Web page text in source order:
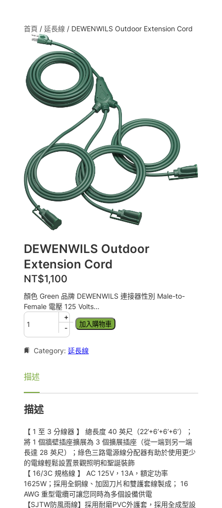
首頁 / 延長線 / DEWENWILS Outdoor Extension Cord
DEWENWILS Outdoor
Extension Cord
NT$1,100
顏色 Green 品牌 DEWENWILS 連接器性別 Male-to-
Female 電壓 125 Volts…
D
W
E
I
O
d
o
o
E
x
+
-
加入購物車
Category: 延長線
描述
描述
【 1 至 3 分線器 】 總長度 40 英尺（22’+6’+6’+6’）；
將 1 個牆壁插座擴展為 3 個擴展插座（從一端到另一端
長達 28 英尺）；綠色三路電源線分配器有助於使用更少
的電線輕鬆設置景觀照明和聖誕裝飾
【 16/3C 規格線 】 AC 125V，13A，額定功率
1625W；採用全銅線、加固刀片和雙護套線製成； 16
AWG 重型電纜可讓您同時為多個設備供電
【SJTW防風雨線】採用耐磨PVC外護套，採用全成型設